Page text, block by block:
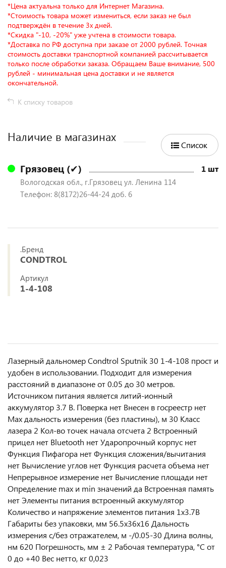
*Цена актуальна только для Интернет Магазина.
*Стоимость товара может измениться, если заказ не был
подтверждён в течение 3х дней.
*Скидка "-10, -20%" уже учтена в стоимости товара.
*Доставка по РФ доступна при заказе от 2000 рублей. Точная
стоимость доставки транспортной компанией рассчитывается
только после обработки заказа. Обращаем Ваше внимание, 500
рублей - минимальная цена доставки и не является
окончательной.
К списку товаров
Наличие в магазинах
Список
Грязовец (✔) 1 шт
Вологодская обл., г.Грязовец ул. Ленина 114
Телефон: 8(8172)26-44-24 доб. 6
.Бренд
CONDTROL
Артикул
1-4-108
Лазерный дальномер Condtrol Sputnik 30 1-4-108 прост и
удобен в использовании. Подходит для измерения
расстояний в диапазоне от 0.05 до 30 метров.
Источником питания является литий-ионный
аккумулятор 3.7 В. Поверка нет Внесен в госреестр нет
Мах дальность измерения (без пластины), м 30 Класс
лазера 2 Кол-во точек начала отсчета 2 Встроенный
прицел нет Bluetooth нет Ударопрочный корпус нет
Функция Пифагора нет Функция сложения/вычитания
нет Вычисление углов нет Функция расчета объема нет
Непрерывное измерение нет Вычисление площади нет
Определение mах и min значений да Встроенная память
нет Элементы питания встроенный аккумулятор
Количество и напряжение элементов питания 1х3.7B
Габариты без упаковки, мм 56.5х36х16 Дальность
измерения с/без отражателем, м -/0.05-30 Длина волны,
нм 620 Погрешность, мм ± 2 Рабочая температура, °С от
0 до +40 Вес нетто, кг 0,023